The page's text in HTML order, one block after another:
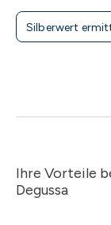
Silberwert
Ihre Vorteile
Degussa